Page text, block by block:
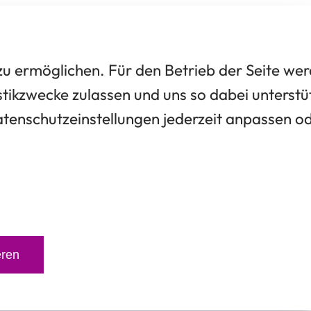
ermöglichen. Für den Betrieb der Seite
zulassen und uns so dabei
jederzeit anpassen